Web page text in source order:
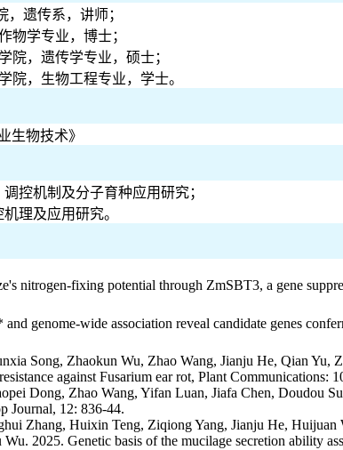
，遗传系，讲师；
物学专业，博士；
院，遗传学专业，硕士；
院，生物工程专业，学士。
生物技术》
控机制及分子育种应用研究；
理及应用研究。
nitrogen‐fixing potential through ZmSBT3, a gene
genome-wide association reveal candidate genes
Song, Zhaokun Wu, Zhao Wang, Jianju He, Qian
against Fusarium ear rot, Plant Communications:
Dong, Zhao Wang, Yifan Luan, Jiafa Chen, Doudou
Journal, 12: 836-44.
Zhang, Huixin Teng, Ziqiong Yang, Jianju He,
2025. Genetic basis of the mucilage secretion ability